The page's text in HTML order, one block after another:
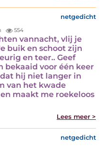
netgedicht
554
vannacht, vlij je
buik en schoot zijn
en teer.. Geef
bekaaid voor één keer
hij niet langer in
van het kwade
maakt me roekeloos
Lees meer >
netgedicht